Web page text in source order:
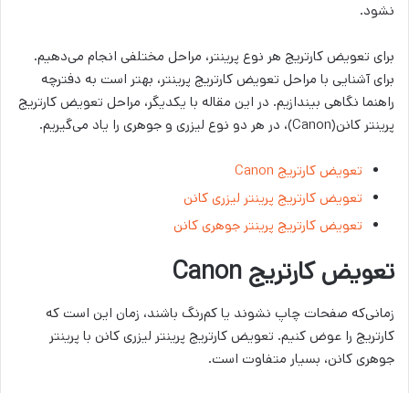
نشود.
برای تعویض کارتریج هر نوع پرینتر، مراحل مختلفی انجام می‌دهیم.
برای آشنایی با مراحل تعویض کارتریج پرینتر، بهتر است به دفترچه
راهنما نگاهی بیندازیم. در این مقاله با یکدیگر، مراحل تعویض کارتریج
پرینتر کانن(Canon)، در هر دو نوع لیزری و جوهری را یاد می‌گیریم.
تعویض کارتریج Canon
تعویض کارتریج پرینتر لیزری کانن
تعویض کارتریج پرینتر جوهری کانن
تعویض کارتریج Canon
زمانی‌که صفحات چاپ نشوند یا کم‌رنگ باشند، زمان این است که
کارتریج را عوض کنیم. تعویض کارتریج پرینتر لیزری کانن با پرینتر
جوهری کانن، بسیار متفاوت است.